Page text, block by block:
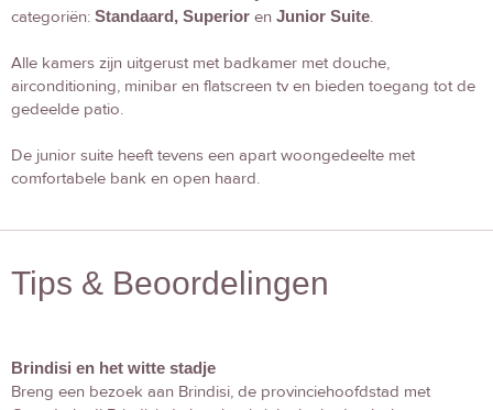
categoriën: Standaard, Superior en Junior Suite.
Alle kamers zijn uitgerust met badkamer met douche,
airconditioning, minibar en flatscreen tv en bieden toegang tot de
gedeelde patio.
De junior suite heeft tevens een apart woongedeelte met
comfortabele bank en open haard.
Tips & Beoordelingen
Brindisi en het witte stadje
Breng een bezoek aan Brindisi, de provinciehoofdstad met